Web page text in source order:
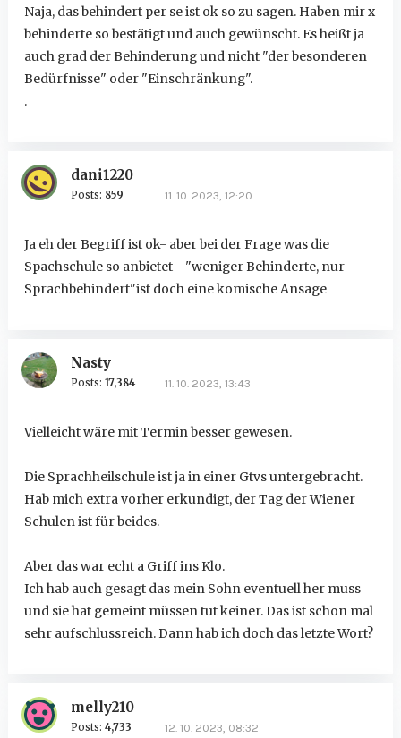
Naja, das behindert per se ist ok so zu sagen. Haben mir x
behinderte so bestätigt und auch gewünscht. Es heißt ja
auch grad der Behinderung und nicht "der besonderen
Bedürfnisse" oder "Einschränkung".
.
dani1220
Posts: 859 11. 10. 2023, 12:20
Ja eh der Begriff ist ok- aber bei der Frage was die
Spachschule so anbietet - "weniger Behinderte, nur
Sprachbehindert"ist doch eine komische Ansage
Nasty
Posts: 17,384 11. 10. 2023, 13:43
Vielleicht wäre mit Termin besser gewesen.
Die Sprachheilschule ist ja in einer Gtvs untergebracht.
Hab mich extra vorher erkundigt, der Tag der Wiener
Schulen ist für beides.
Aber das war echt a Griff ins Klo.
Ich hab auch gesagt das mein Sohn eventuell her muss
und sie hat gemeint müssen tut keiner. Das ist schon mal
sehr aufschlussreich. Dann hab ich doch das letzte Wort?
melly210
Posts: 4,733 12. 10. 2023, 08:32